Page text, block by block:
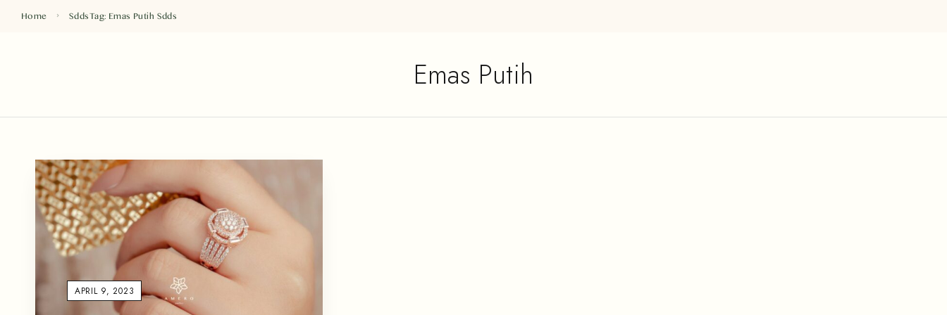
Home Sdds Tag: Emas Putih Sdds
Emas Putih
APRIL 9, 2023